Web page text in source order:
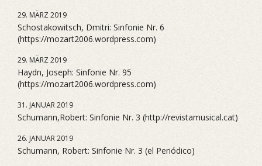
29. MÄRZ 2019
Schostakowitsch, Dmitri: Sinfonie Nr. 6
(https://mozart2006.wordpress.com)
29. MÄRZ 2019
Haydn, Joseph: Sinfonie Nr. 95
(https://mozart2006.wordpress.com)
31. JANUAR 2019
Schumann,Robert: Sinfonie Nr. 3 (http://revistamusical.cat)
26. JANUAR 2019
Schumann, Robert: Sinfonie Nr. 3 (el Periódico)